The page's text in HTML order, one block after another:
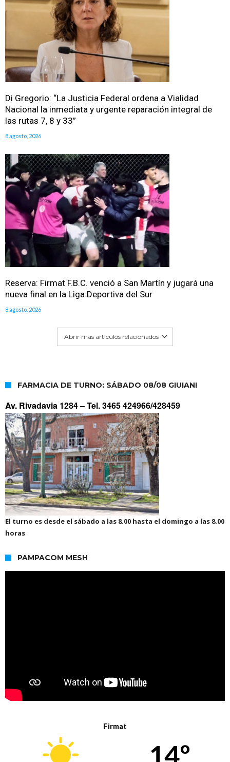
Di Gregorio: “La Justicia Federal ordena a Vialidad
Nacional la inmediata y urgente reparación integral de
las rutas 7, 8 y 33”
8 agosto, 2026
Reserva: Firmat F.B.C. venció a San Martín y jugará una
nueva final en la Liga Deportiva del Sur
8 agosto, 2026
Abrir mas artículos relacionados
FARMACIA DE TURNO: SÁBADO 08/08 GIUIANI
Av. Rivadavia 1284 –Tel. 3465 424966/428459
El turno es desde el sábado a las 8.00 hasta el domingo a las 8.00
horas
PAMPACOM MESH
Firmat
14º